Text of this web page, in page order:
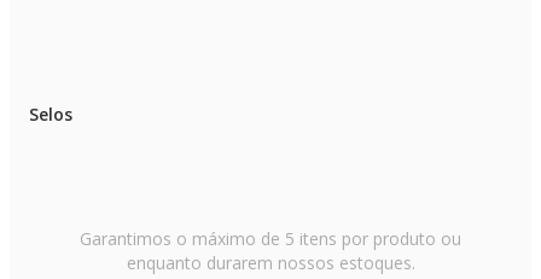
Selos
Garantimos o máximo de 5 itens por produto ou
enquanto durarem nossos estoques.